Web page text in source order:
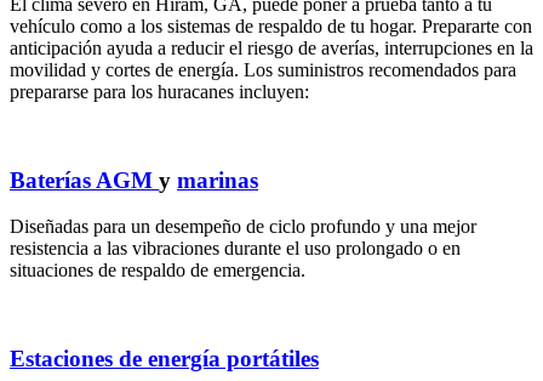
El clima severo en Hiram, GA, puede poner a prueba tanto a tu
vehículo como a los sistemas de respaldo de tu hogar. Prepararte con
anticipación ayuda a reducir el riesgo de averías, interrupciones en la
movilidad y cortes de energía. Los suministros recomendados para
prepararse para los huracanes incluyen:
Baterías AGM y marinas
Diseñadas para un desempeño de ciclo profundo y una mejor
resistencia a las vibraciones durante el uso prolongado o en
situaciones de respaldo de emergencia.
Estaciones de energía portátiles